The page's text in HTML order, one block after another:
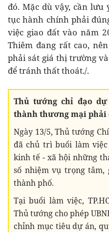
đó. Mặc dù vậy, cần
tục hành chính phải
việc giao đất vào năm
Thiêm đang rất cao,
phải sát giá thị trường
để tránh thất thoát./.
Thủ tướng chỉ đạo
thành thương mại
Ngày 13/5, Thủ tướng
đã chủ trì buổi làm
kinh tế - xã hội những
số nhiệm vụ trọng
thành phố.
Tại buổi làm việc,
Thủ tướng cho phép
chỉnh mục tiêu dự án,